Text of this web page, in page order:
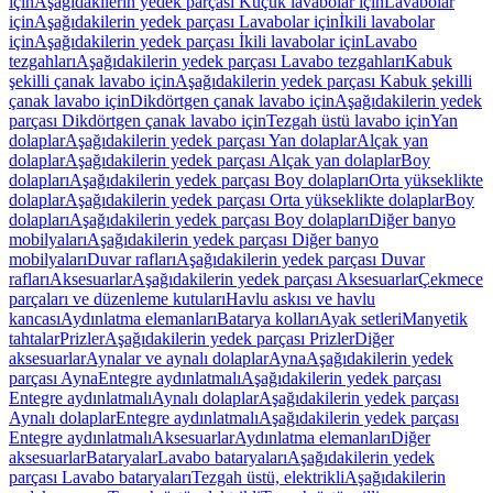
içinAşağıdakilerin yedek parçası Lavabolar içinİkili lavabolar
içinAşağıdakilerin yedek parçası İkili lavabolar içinLavabo
tezgahlarıAşağıdakilerin yedek parçası Lavabo tezgahlarıKabuk
şekilli çanak lavabo içinAşağıdakilerin yedek parçası Kabuk şekilli
çanak lavabo içinDikdörtgen çanak lavabo içinAşağıdakilerin yedek
parçası Dikdörtgen çanak lavabo içinTezgah üstü lavabo içinYan
dolaplarAşağıdakilerin yedek parçası Yan dolaplarAlçak yan
dolaplarAşağıdakilerin yedek parçası Alçak yan dolaplarBoy
dolaplarıAşağıdakilerin yedek parçası Boy dolaplarıOrta yükseklikte
dolaplarAşağıdakilerin yedek parçası Orta yükseklikte dolaplarBoy
dolaplarıAşağıdakilerin yedek parçası Boy dolaplarıDiğer banyo
mobilyalarıAşağıdakilerin yedek parçası Diğer banyo
mobilyalarıDuvar raflarıAşağıdakilerin yedek parçası Duvar
raflarıAksesuarlarAşağıdakilerin yedek parçası AksesuarlarÇekmece
parçaları ve düzenleme kutularıHavlu askısı ve havlu
kancasıAydınlatma elemanlarıBatarya kollarıAyak setleriManyetik
tahtalarPrizlerAşağıdakilerin yedek parçası PrizlerDiğer
aksesuarlarAynalar ve aynalı dolaplarAynaAşağıdakilerin yedek
parçası AynaEntegre aydınlatmalıAşağıdakilerin yedek parçası
Entegre aydınlatmalıAynalı dolaplarAşağıdakilerin yedek parçası
Aynalı dolaplarEntegre aydınlatmalıAşağıdakilerin yedek parçası
Entegre aydınlatmalıAksesuarlarAydınlatma elemanlarıDiğer
aksesuarlarBataryalarLavabo bataryalarıAşağıdakilerin yedek
parçası Lavabo bataryalarıTezgah üstü, elektrikliAşağıdakilerin